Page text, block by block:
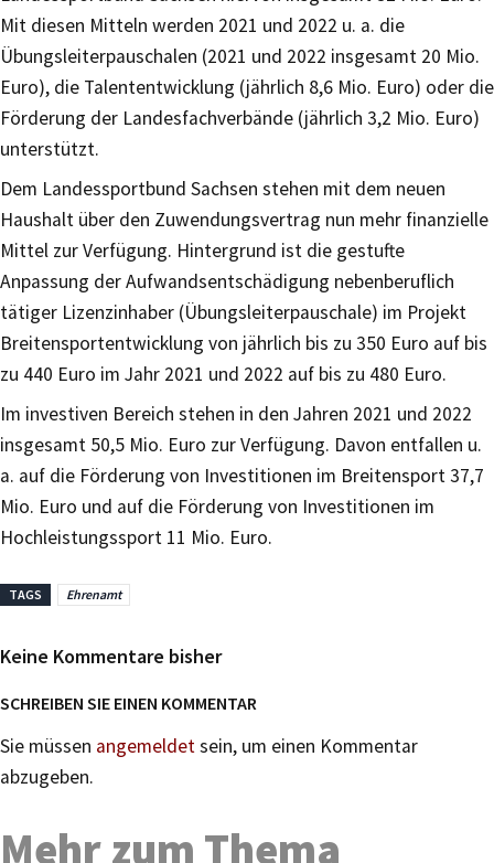
Mit diesen Mitteln werden 2021 und 2022 u. a. die
Übungsleiterpauschalen (2021 und 2022 insgesamt 20 Mio.
Euro), die Talententwicklung (jährlich 8,6 Mio. Euro) oder die
Förderung der Landesfachverbände (jährlich 3,2 Mio. Euro)
unterstützt.
Dem Landessportbund Sachsen stehen mit dem neuen
Haushalt über den Zuwendungsvertrag nun mehr finanzielle
Mittel zur Verfügung. Hintergrund ist die gestufte
Anpassung der Aufwandsentschädigung nebenberuflich
tätiger Lizenzinhaber (Übungsleiterpauschale) im Projekt
Breitensportentwicklung von jährlich bis zu 350 Euro auf bis
zu 440 Euro im Jahr 2021 und 2022 auf bis zu 480 Euro.
Im investiven Bereich stehen in den Jahren 2021 und 2022
insgesamt 50,5 Mio. Euro zur Verfügung. Davon entfallen u.
a. auf die Förderung von Investitionen im Breitensport 37,7
Mio. Euro und auf die Förderung von Investitionen im
Hochleistungssport 11 Mio. Euro.
TAGS Ehrenamt
Keine Kommentare bisher
SCHREIBEN SIE EINEN KOMMENTAR
Sie müssen angemeldetsein, um einen Kommentar
abzugeben.
Mehr zum Thema